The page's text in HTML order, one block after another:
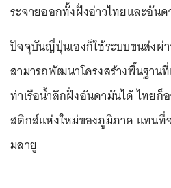
ระจายออกทั้งฝั่งอ่าวไทยและอัน
ปัจจุบันญี่ปุ่นเองก็ใช้ระบบขนส่งผ่
สามารถพัฒนาโครงสร้างพื้นฐาน
ท่าเรือน้ำลึกฝั่งอันดามันได้ ไทยก็
สติกส์แห่งใหม่ของภูมิภาค แทนที่
มลายู